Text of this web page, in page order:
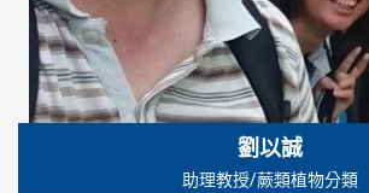
劉以誠
助理教授/蕨類植物分類